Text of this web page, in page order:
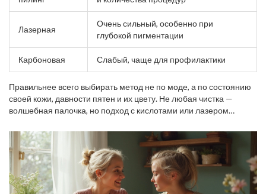
Лазерная
Очень сильный, особенно при
глубокой пигментации
Карбоновая Слабый, чаще для профилактики
Правильнее всего выбирать метод не по моде, а по состоянию
своей кожи, давности пятен и их цвету. Не любая чистка —
волшебная палочка, но подход с кислотами или лазером